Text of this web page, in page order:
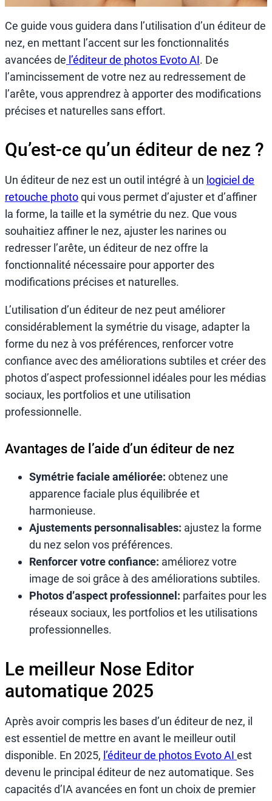
Ce guide vous guidera dans l’utilisation d’un éditeur de
nez, en mettant l’accent sur les fonctionnalités
avancées de l’éditeur de photos Evoto AI. De
l’amincissement de votre nez au redressement de
l’arête, vous apprendrez à apporter des modifications
précises et naturelles sans effort.
Qu’est-ce qu’un éditeur de nez ?
Un éditeur de nez est un outil intégré à un logiciel de
retouche photoqui vous permet d’ajuster et d’affiner
la forme, la taille et la symétrie du nez. Que vous
souhaitiez affiner le nez, ajuster les narines ou
redresser l’arête, un éditeur de nez offre la
fonctionnalité nécessaire pour apporter des
modifications précises et naturelles.
L’utilisation d’un éditeur de nez peut améliorer
considérablement la symétrie du visage, adapter la
forme du nez à vos préférences, renforcer votre
confiance avec des améliorations subtiles et créer des
photos d’aspect professionnel idéales pour les médias
sociaux, les portfolios et une utilisation
professionnelle.
Avantages de l’aide d’un éditeur de nez
Symétrie faciale améliorée: obtenez une
apparence faciale plus équilibrée et
harmonieuse.
Ajustements personnalisables: ajustez la forme
du nez selon vos préférences.
Renforcer votre confiance: améliorez votre
image de soi grâce à des améliorations subtiles.
Photos d’aspect professionnel: parfaites pour les
réseaux sociaux, les portfolios et les utilisations
professionnelles.
Le meilleur Nose Editor
automatique 2025
Après avoir compris les bases d’un éditeur de nez, il
est essentiel de mettre en avant le meilleur outil
disponible. En 2025, l’éditeur de photos Evoto AI est
devenu le principal éditeur de nez automatique. Ses
capacités d’IA avancées en font un choix de premier